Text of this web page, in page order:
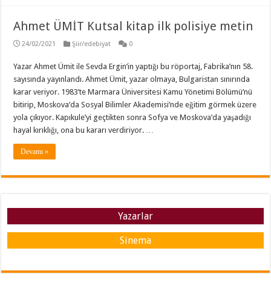
Ahmet ÜMİT Kutsal kitap ilk polisiye metin
24/02/2021 Şiir/edebiyat 0
Yazar Ahmet Ümit ile Sevda Ergin’in yaptığı bu röportaj, Fabrika’nın 58.
sayısında yayınlandı. Ahmet Ümit, yazar olmaya, Bulgaristan sınırında
karar veriyor. 1983’te Marmara Üniversitesi Kamu Yönetimi Bölümü’nü
bitirip, Moskova’da Sosyal Bilimler Akademisi’nde eğitim görmek üzere
yola çıkıyor. Kapıkule’yi geçtikten sonra Sofya ve Moskova’da yaşadığı
hayal kırıklığı, ona bu kararı verdiriyor. …
Devamı »
Yazarlar
Sinema